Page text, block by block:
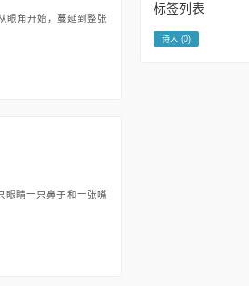
标签列表
诗人 (0)